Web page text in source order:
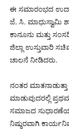
ಈ ಸಮಾರಂಭದ
ಜೆ. ಸಿ. ಮಾಧುಸ್ವಾಮಿ
ಕಾನೂನು ಮತ್ತು
ಜಿಲ್ಲಾ ಉಸ್ತುವಾರಿ
ಚಾಲನೆ ನೀಡಿದರು.
ನಂತರ
ಮಾಡುವುದರಲ್ಲಿ
ಸಮಾಜದ ಸುಧಾರಣೆಯ
ನಿಷ್ಠುರವಾಗಿ